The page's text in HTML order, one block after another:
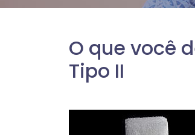
O que você
Tipo II